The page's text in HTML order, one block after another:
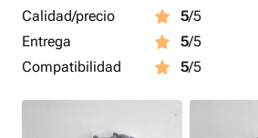
Calidad/precio
5/5
Entrega
5/5
Compatibilidad
5/5